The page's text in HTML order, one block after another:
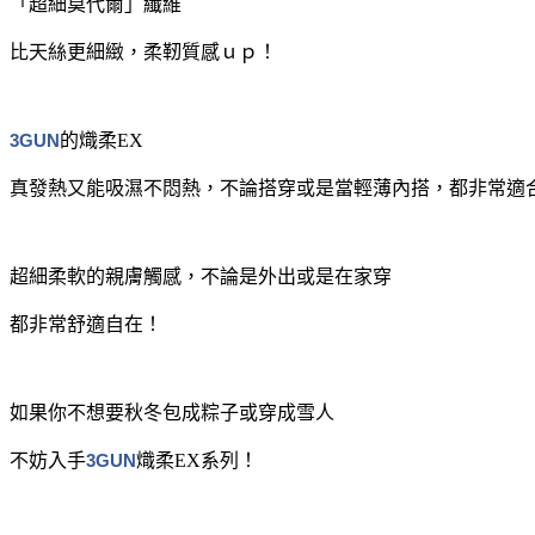
比天絲更細緻，柔靭質感ｕｐ！
3GUN的熾柔EX
真發熱又能吸濕不悶熱，不論搭穿或是當輕薄內搭，都非常適
超細柔軟的親膚觸感，不論是外出或是在家穿
都非常舒適自在！
如果你不想要秋冬包成粽子或穿成雪人
不妨入手3GUN熾柔EX系列！